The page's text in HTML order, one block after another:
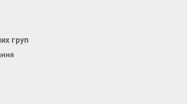
груп